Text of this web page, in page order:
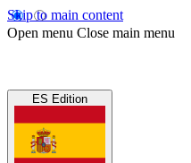
Skip to main content
Open menu Close main menu
ES Edition